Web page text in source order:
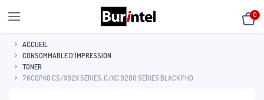
0
ACCUEIL
CONSOMMABLE D'IMPRESSION
TONER
76C0PK0 CS/X92X SERIES, C/XC 9200 SERIES BLACK PHO